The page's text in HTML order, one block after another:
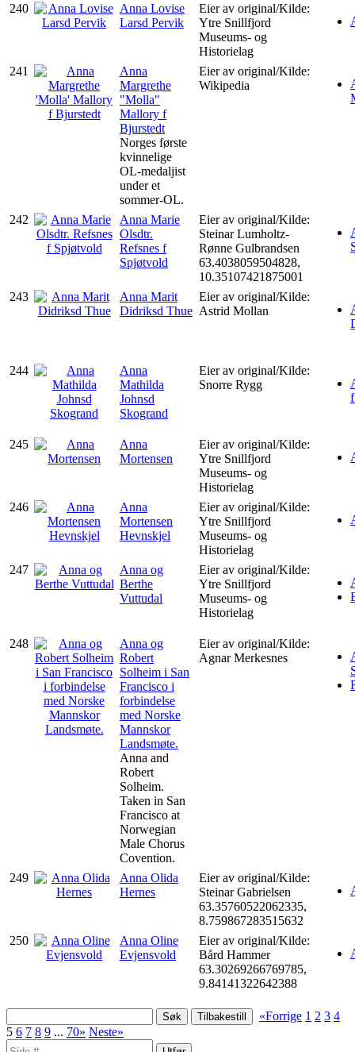
240
Anna Lovise
Larsd Pervik
Eier av original/Kilde:
Ytre Snillfjord
Museums- og
Historielag
241
Anna
Margrethe
"Molla"
Mallory f
Bjurstedt
Norges første
kvinnelige
OL-medaljist
under et
sommer-OL.
Eier av original/Kilde:
Wikipedia
242
Anna Marie
Olsdtr.
Refsnes f
Spjøtvold
Eier av original/Kilde:
Steinar Lumholtz-
Rønne Gulbrandsen
63.4038059504828,
10.35107421875001
243
Anna Marit
Didriksd Thue
Eier av original/Kilde:
Astrid Mollan
244
Anna
Mathilda
Johnsd
Skogrand
Eier av original/Kilde:
Snorre Rygg
245
Anna
Mortensen
Eier av original/Kilde:
Ytre Snillfjord
Museums- og
Historielag
246
Anna
Mortensen
Hevnskjel
Eier av original/Kilde:
Ytre Snillfjord
Museums- og
Historielag
247
Anna og
Berthe
Vuttudal
Eier av original/Kilde:
Ytre Snillfjord
Museums- og
Historielag
248
Anna og
Robert
Solheim i San
Francisco i
forbindelse
med Norske
Mannskor
Landsmøte.
Anna and
Robert
Solheim.
Taken in San
Francisco at
Norwegian
Male Chorus
Covention.
Eier av original/Kilde:
Agnar Merkesnes
249
Anna Olida
Hernes
Eier av original/Kilde:
Steinar Gabrielsen
63.35760522062335,
8.759867283515632
250
Anna Oline
Evjensvold
Eier av original/Kilde:
Bård Hammer
63.30269266769785,
9.84141322642388
«Forrige 1 2 3 4
5 6 7 8 9 ... 70» Neste»